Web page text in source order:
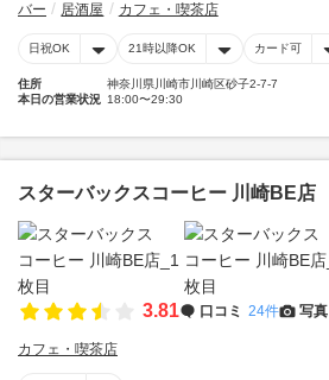
バー 居酒屋 カフェ・喫茶店
日祝OK 21時以降OK カード可
住所
神奈川県川崎市川崎区砂子2-7-7
本日の営業状況 18:00〜29:30
スターバックスコーヒー 川崎BE店
3.81 口コミ 24件 写真
カフェ・喫茶店